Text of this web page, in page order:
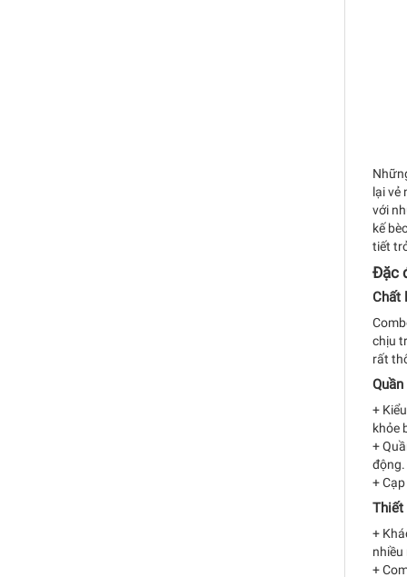
lại vẻ
với
kế
tiết
Đặc
Chất
chịu
rất
+
khỏe
+
động.
+
Thiết
+
nhiều
+